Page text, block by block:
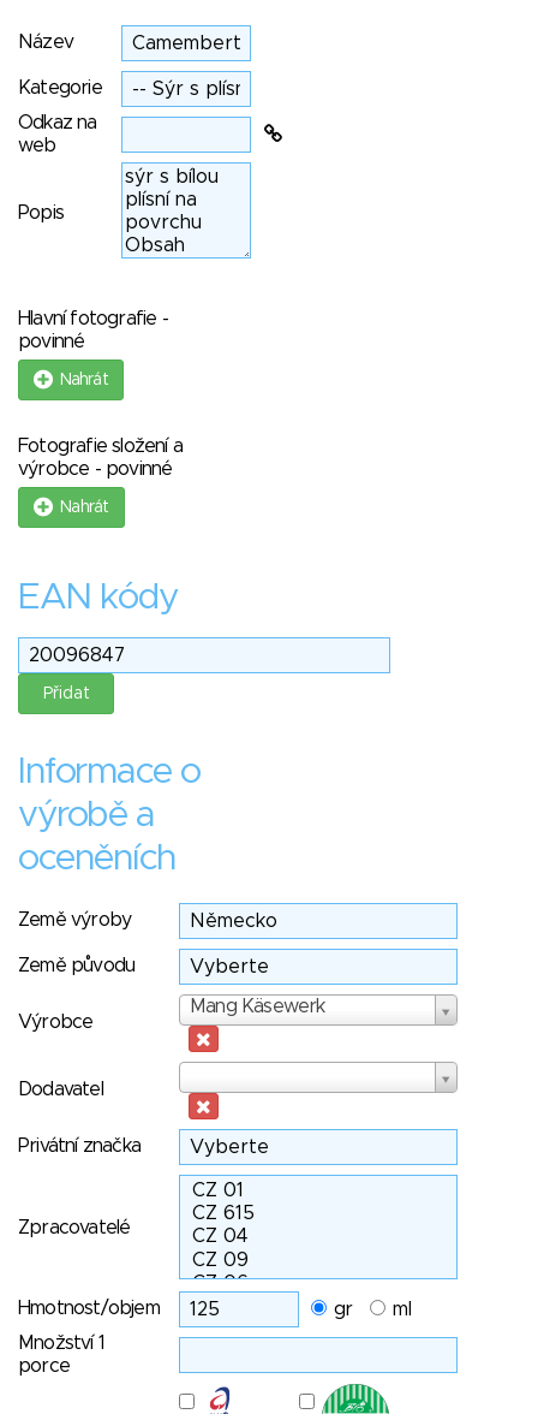
Název
Kategorie
Odkaz na
web
Popis
Hlavní fotografie -
povinné
Nahrát
Fotografie složení a
výrobce - povinné
Nahrát
EAN kódy
Informace o
výrobě a
oceněních
Země výroby
Země původu
Výrobce
Mang Käsewerk
Výrobce
Dodavatel
Privátní značka
Zpracovatelé
Hmotnost/objem gr
ml
Množství 1
porce